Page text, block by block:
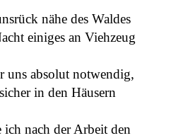
nähe des Waldes
einiges an Viehzeug
uns absolut notwendig,
in den Häusern
ich nach der Arbeit den